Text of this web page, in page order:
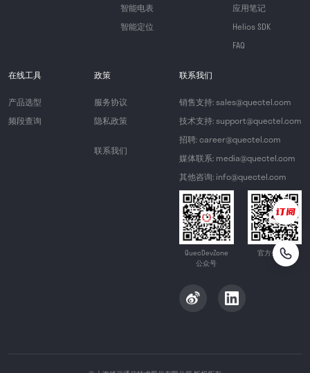
智能电表
智能定位
应用笔记
Helios SDK
FAQ
在线工具
产品选型
频段查询
政策
服务协议
隐私政策
联系我们
联系我们
销售支持: sales@quectel.com
技术支持: support@quectel.com
招聘: career@quectel.com
媒体联系: media@quectel.com
其他咨询: info@quectel.com
QuecDevZone
公众号
官方公众号